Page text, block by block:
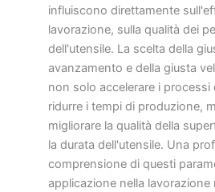
influiscono direttamente
lavorazione, sulla qualità dei
dell'utensile. La scelta della
avanzamento e della giusta
non solo accelerare i processi
ridurre i tempi di produzione,
migliorare la qualità della
la durata dell'utensile. Una
comprensione di questi
applicazione nella lavorazione